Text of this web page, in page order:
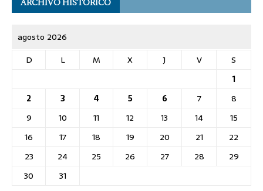
ARCHIVO HISTÓRICO
agosto 2026
D
L M X J V
S
1
2
3 4 5 6 7
8
9
10 11 12 13 14
15
16
17 18 19 20 21
22
23
24 25 26 27 28
29
30
31